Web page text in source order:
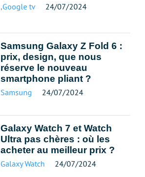
,Google tv 24/07/2024
Samsung Galaxy Z Fold 6 :
prix, design, que nous
réserve le nouveau
smartphone pliant ?
Samsung 24/07/2024
Galaxy Watch 7 et Watch
Ultra pas chères : où les
acheter au meilleur prix ?
Galaxy Watch 24/07/2024